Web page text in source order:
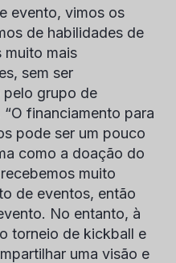
evento, vimos os
de habilidades de
muito mais
sem ser
pelo grupo de
financiamento para
pode ser um pouco
como a doação do
muito
de eventos, então
No entanto, à
torneio de kickball e
uma visão e